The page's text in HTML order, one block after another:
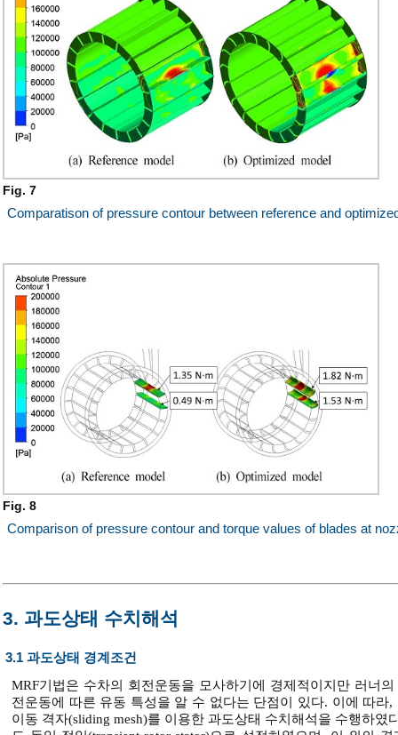
Fig. 7
Comparatison of pressure contour between reference and
Fig. 8
Comparison of pressure contour and torque values of blades at
3. 과도상태 수치해석
3.1 과도상태 경계조건
MRF기법은 수차의 회전운동을 모사하기에 경제적이지만 러너
전운동에 따른 유동 특성을 알 수 없다는 단점이 있다. 이에 따
이동 격자(sliding mesh)를 이용한 과도상태 수치해석을 수행하